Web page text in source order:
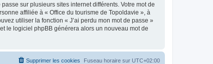
sur plusieurs sites internet différents. Votre mot de
affiliée à « Office du tourisme de Topoldavie », à
utiliser la fonction « J’ai perdu mon mot de passe »
le logiciel phpBB générera alors un nouveau mot de
Fuseau horaire sur UTC+02:00
Supprimer les cookies